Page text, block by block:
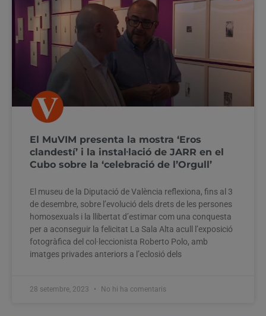
El MuVIM presenta la mostra ‘Eros
clandestí’ i la instal·lació de JARR en el
Cubo sobre la ‘celebració de l’Orgull’
El museu de la Diputació de València reflexiona, fins al 3
de desembre, sobre l’evolució dels drets de les persones
homosexuals i la llibertat d’estimar com una conquesta
per a aconseguir la felicitat La Sala Alta acull l’exposició
fotogràfica del col·leccionista Roberto Polo, amb
imatges privades anteriors a l’eclosió dels
28 setembre, 2023 No hi ha comentaris